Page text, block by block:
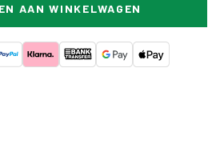
AAN WINKELWAGEN